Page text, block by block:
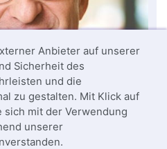
Anbieter auf unserer
Sicherheit des
und die
zu gestalten. Mit Klick auf
sich mit der Verwendung
unserer